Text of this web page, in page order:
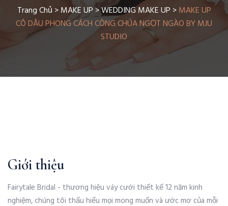
Trang Chủ > MAKE UP>WEDDING MAKE UP > MAKE UP
CÔ DÂU PHONG CÁCH CÔNG CHÚA NGỌT NGÀO BY MJU
STUDIO
Giới thiệu
Fairytale Bridal - thương hiệu váy cưới thiết kế 12 năm kinh
nghiệm, chúng tôi thấu hiểu mọi mong muốn và ước mơ của mỗi